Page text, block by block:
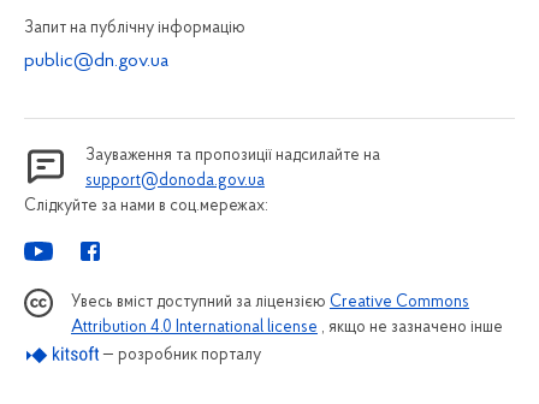
Запит на публiчну інформацiю
public@dn.gov.ua
Зауваження та пропозиції надсилайте на
support@donoda.gov.ua
Слідкуйте за нами в соц.мережах:
Увесь вміст доступний за ліцензією Creative Commons
Attribution 4.0 International license , якщо не зазначено інше
— розробник порталу